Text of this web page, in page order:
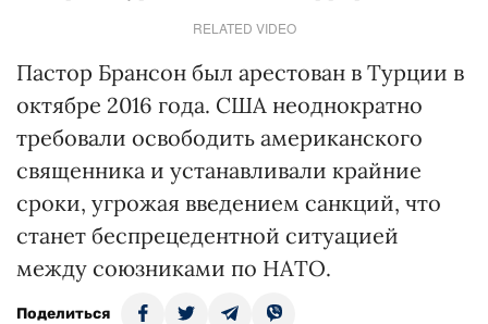
RELATED VIDEO
Пастор Брансон был арестован в Турции в
октябре 2016 года. США неоднократно
требовали освободить американского
священника и устанавливали крайние
сроки, угрожая введением санкций, что
станет беспрецедентной ситуацией
между союзниками по НАТО.
Поделиться